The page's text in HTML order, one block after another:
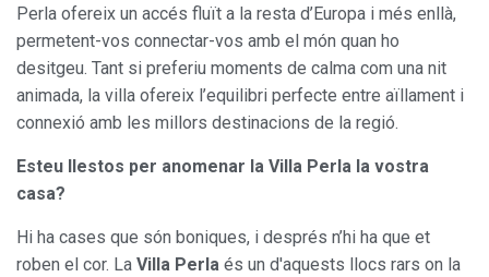
Perla ofereix un accés fluït a la resta d’Europa i més enllà,
permetent-vos connectar-vos amb el món quan ho
desitgeu. Tant si preferiu moments de calma com una nit
animada, la villa ofereix l’equilibri perfecte entre aïllament i
connexió amb les millors destinacions de la regió.
Esteu llestos per anomenar la Villa Perla la vostra
casa?
Hi ha cases que són boniques, i després n’hi ha que et
roben el cor. La Villa Perla és un d'aquests llocs rars on la